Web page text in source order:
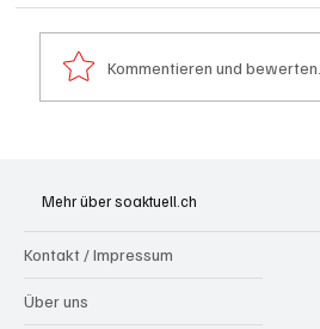
Kommentieren und bewerten...
Mehr über soaktuell.ch
Kontakt / Impressum
Über uns